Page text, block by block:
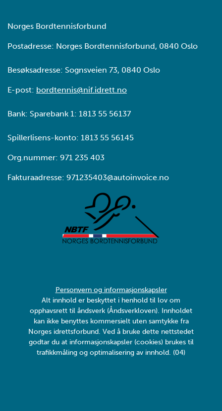
Norges Bordtennisforbund
Postadresse: Norges Bordtennisforbund, 0840 Oslo
Besøksadresse: Sognsveien 73, 0840 Oslo
E-post: bordtennis@nif.idrett.no
Bank: Sparebank 1: 1813 55 56137
Spillerlisens-konto: 1813 55 56145
Org.nummer: 971 235 403
Fakturaadresse: 971235403@autoinvoice.no
Personvern og informasjonskapsler
Alt innhold er beskyttet i henhold til lov om
opphavsrett til åndsverk (Åndsverkloven). Innholdet
kan ikke benyttes kommersielt uten samtykke fra
Norges idrettsforbund. Ved å bruke dette nettstedet
godtar du at informasjonskapsler (cookies) brukes til
trafikkmåling og optimalisering av innhold. (04)